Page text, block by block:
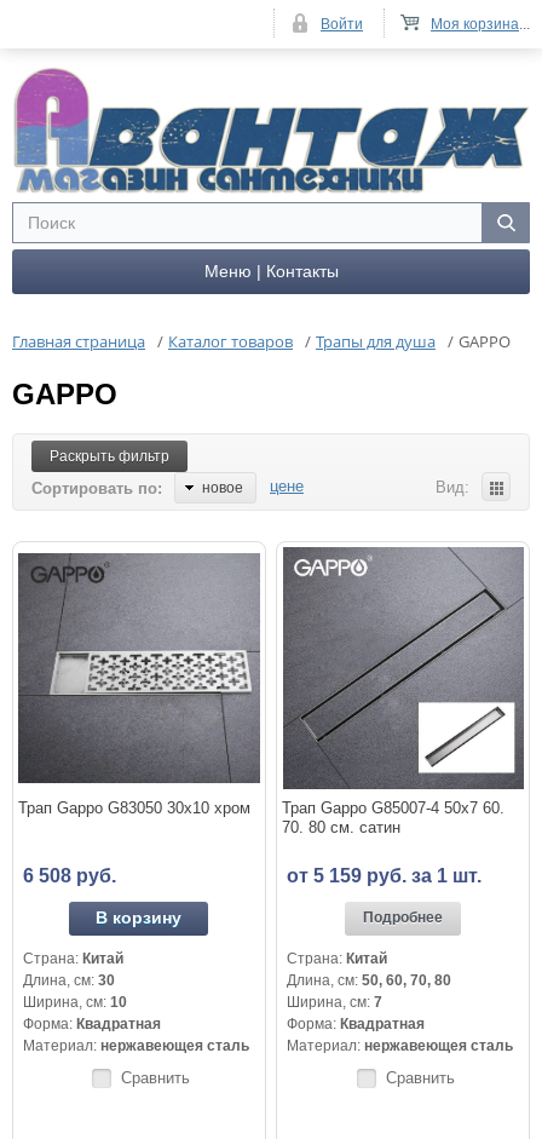
Меню | Контакты
Главная страница / Каталог товаров / Трапы для душа / GAPPO
GAPPO
Раскрыть фильтр
Сортировать по: новое цене Вид:
Трап Gappo G83050 30x10 хром
6 508 руб.
В корзину
Страна:Китай
Длина, см:30
Ширина, см:10
Форма:Квадратная
Материал:нержавеющея сталь
Сравнить
Трап Gappo G85007-4 50x7 60.
70. 80 см. сатин
от 5 159 руб. за 1 шт.
Подробнее
Страна:Китай
Длина, см:50, 60, 70, 80
Ширина, см:7
Форма:Квадратная
Материал:нержавеющея сталь
Сравнить
Моя корзина...
Войти